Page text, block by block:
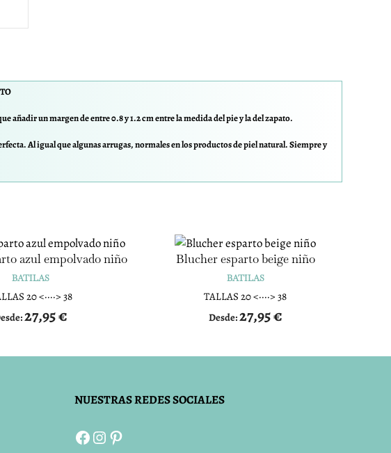
añadir un margen de entre 0.8 y 1.2 cm entre la medida del pie y la del zapato.
Al igual que algunas arrugas, normales en los productos de piel natural. Siempre y
azul empolvado niño
BATILAS
20 <····> 38
27,95€
Blucher esparto beige niño
BATILAS
TALLAS 20 <····> 38
Desde:27,95€
NUESTRAS REDES SOCIALES
Facebook
Instagram
Pinterest